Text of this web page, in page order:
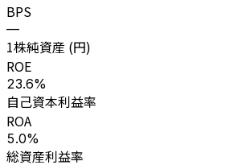
BPS
—
1株純資産 (円)
ROE
23.6%
自己資本利益率
ROA
5.0%
総資産利益率